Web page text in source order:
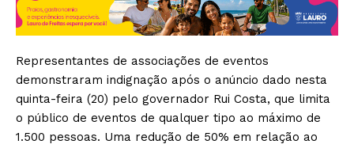
Representantes de associações de eventos
demonstraram indignação após o anúncio dado nesta
quinta-feira (20) pelo governador Rui Costa, que limita
o público de eventos de qualquer tipo ao máximo de
1.500 pessoas. Uma redução de 50% em relação ao